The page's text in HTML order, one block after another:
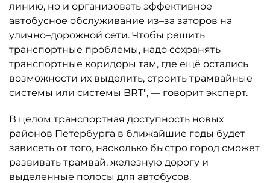
линию, но и организовать эффективное
автобусное обслуживание из–за заторов на
улично–дорожной сети. Чтобы решить
транспортные проблемы, надо сохранять
транспортные коридоры там, где ещё остались
возможности их выделить, строить трамвайные
системы или системы BRT", — говорит эксперт.
В целом транспортная доступность новых
районов Петербурга в ближайшие годы будет
зависеть от того, насколько быстро город сможет
развивать трамвай, железную дорогу и
выделенные полосы для автобусов.